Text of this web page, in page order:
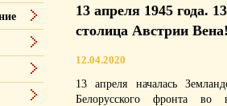
13 апреля 1945 года.
столица Австрии
12.04.2020
13 апреля началась
Белорусского фронта во